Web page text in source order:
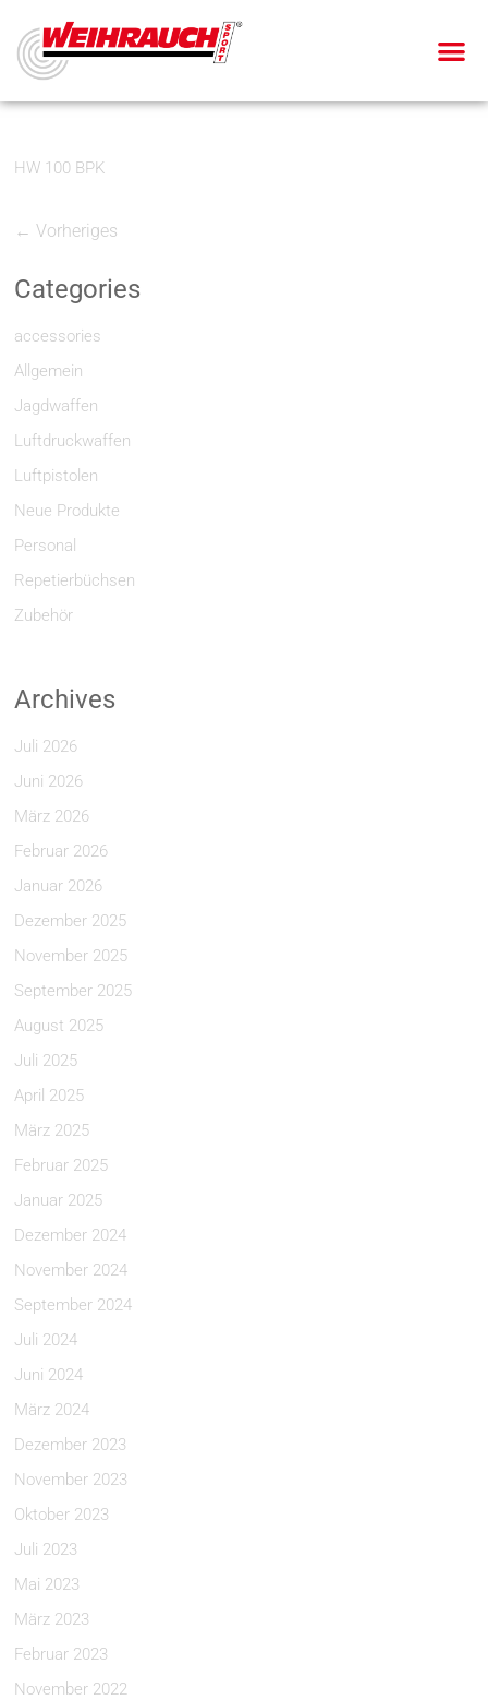
HW 100 BPK
← Vorheriges
Categories
accessories
Allgemein
Jagdwaffen
Luftdruckwaffen
Luftpistolen
Neue Produkte
Personal
Repetierbüchsen
Zubehör
Archives
Juli 2026
Juni 2026
März 2026
Februar 2026
Januar 2026
Dezember 2025
November 2025
September 2025
August 2025
Juli 2025
April 2025
März 2025
Februar 2025
Januar 2025
Dezember 2024
November 2024
September 2024
Juli 2024
Juni 2024
März 2024
Dezember 2023
November 2023
Oktober 2023
Juli 2023
Mai 2023
März 2023
Februar 2023
November 2022